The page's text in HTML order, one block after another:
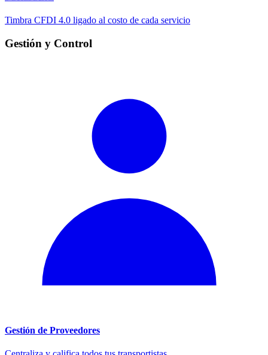
Timbra CFDI 4.0 ligado al costo de cada servicio
Gestión y Control
Gestión de Proveedores